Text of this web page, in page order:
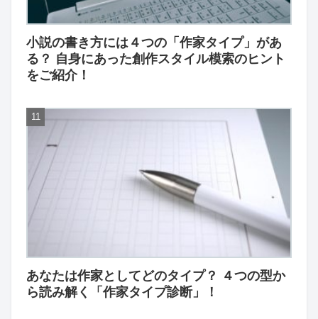
小説の書き方には４つの「作家タイプ」があ
る？ 自身にあった創作スタイル模索のヒント
をご紹介！
あなたは作家としてどのタイプ？ ４つの型か
ら読み解く「作家タイプ診断」！